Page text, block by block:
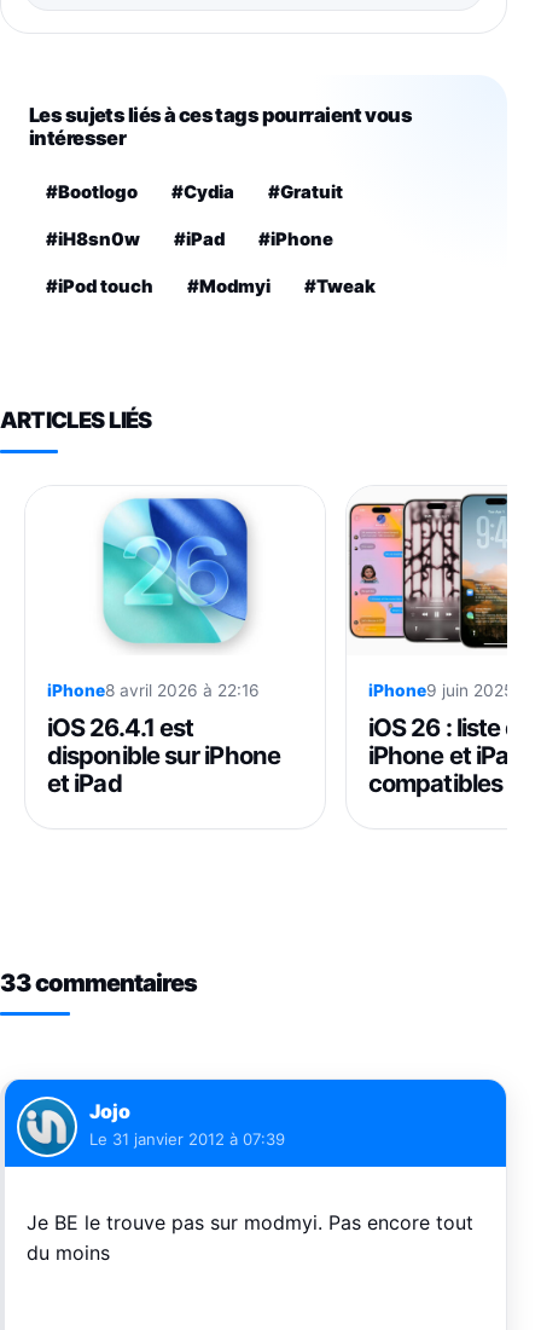
Les sujets liés à ces tags pourraient vous
intéresser
#Bootlogo #Cydia #Gratuit
#iH8sn0w #iPad #iPhone
#iPod touch #Modmyi #Tweak
ARTICLES LIÉS
iPhone8 avril 2026 à 22:16
iOS 26.4.1 est
disponible sur iPhone
et iPad
iPhone9 juin 2025 à
iOS 26 : liste
iPhone et iPad
compatibles
33 commentaires
Jojo
Le 31 janvier 2012 à 07:39
Je BE le trouve pas sur modmyi. Pas encore tout
du moins